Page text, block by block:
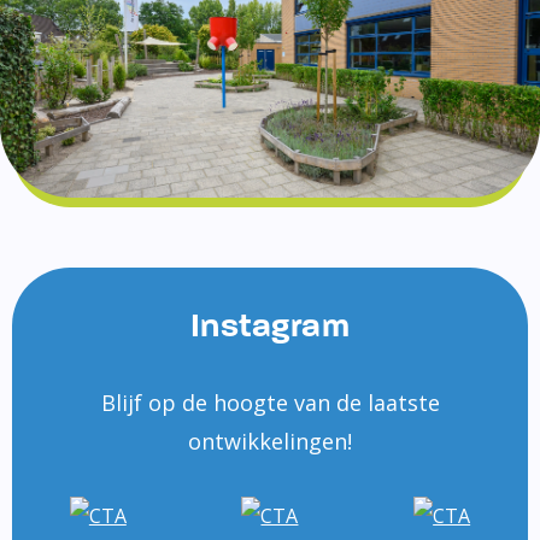
Instagram
Blijf op de hoogte van de laatste
ontwikkelingen!